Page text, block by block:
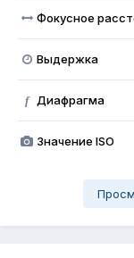
Фокусное
Выдержка
f Диафрагма
Значение ISO